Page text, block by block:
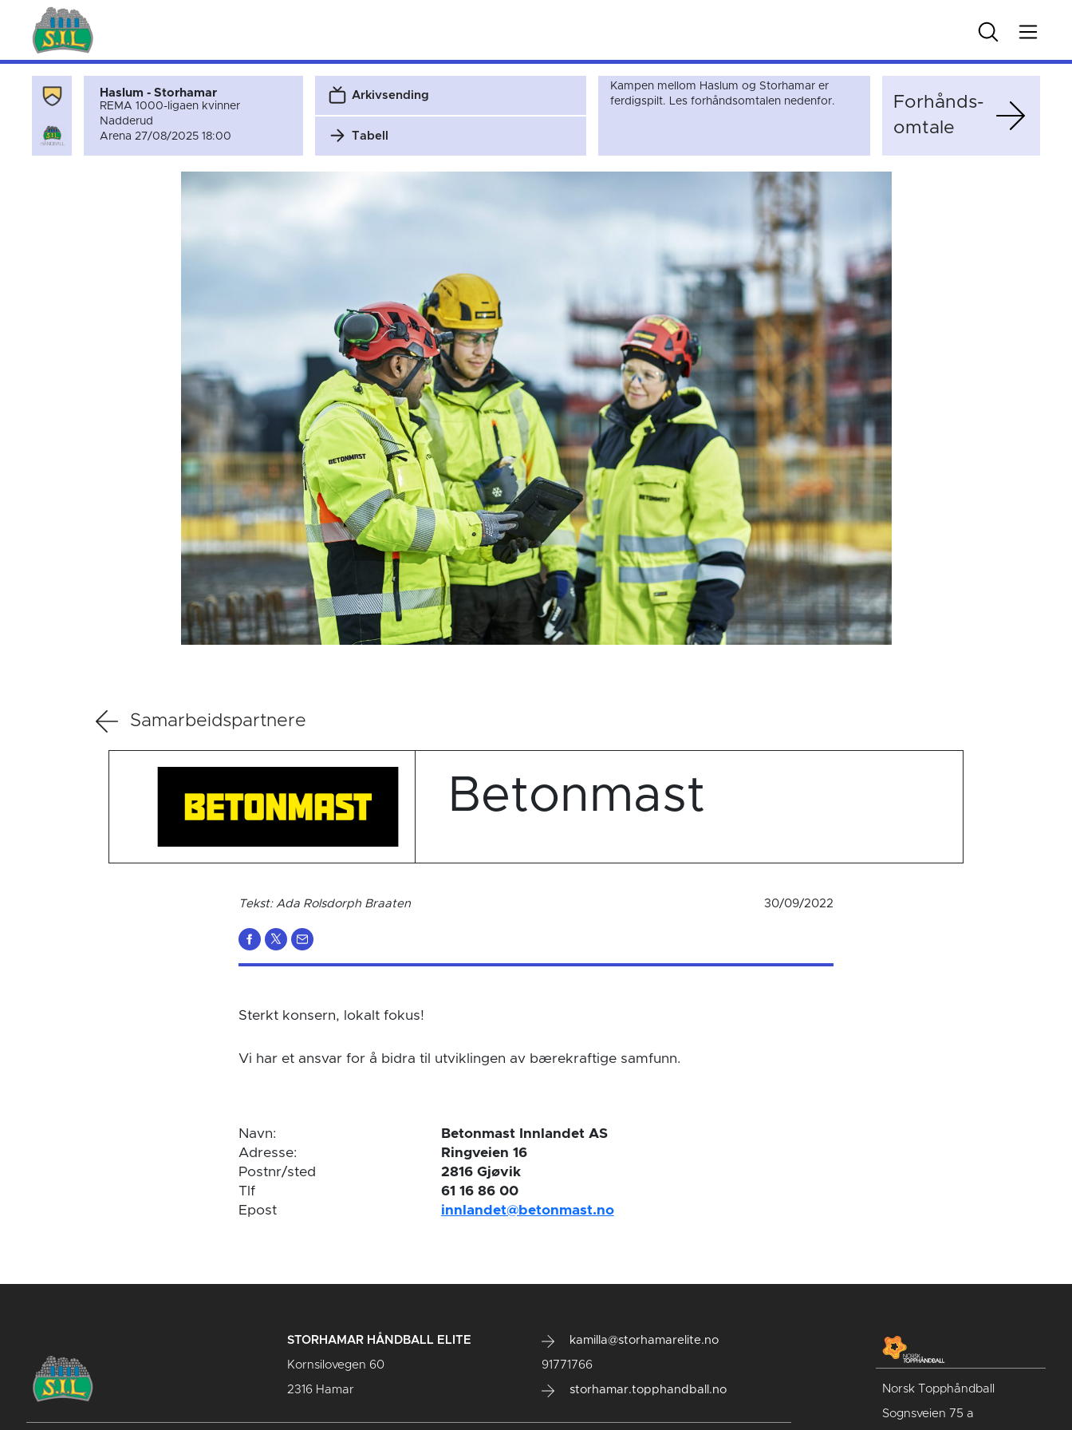
Haslum - Storhamar
REMA 1000-ligaen kvinner
Nadderud
Arena 27/08/2025 18:00
Arkivsending
Tabell
Kampen mellom Haslum og Storhamar er
ferdigspilt. Les forhåndsomtalen nedenfor.
Forhånds­
omtale
Samarbeidspartnere
Betonmast
Tekst: Ada Rolsdorph Braaten 30/09/2022
Sterkt konsern, lokalt fokus!
Vi har et ansvar for å bidra til utviklingen av bærekraftige samfunn.
Navn:
Betonmast Innlandet AS
Adresse:
Ringveien 16
Postnr/sted
2816 Gjøvik
Tlf
61 16 86 00
Epost
innlandet@betonmast.no
STORHAMAR HÅNDBALL ELITE
Kornsilovegen 60
2316 Hamar
kamilla@storhamarelite.no
91771766
storhamar.topphandball.no Norsk Topphåndball
Sognsveien 75 a